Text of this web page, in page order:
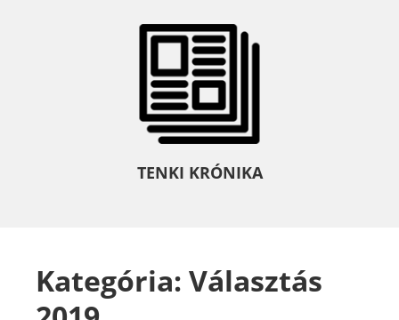
TENKI KRÓNIKA
Kategória: Választás